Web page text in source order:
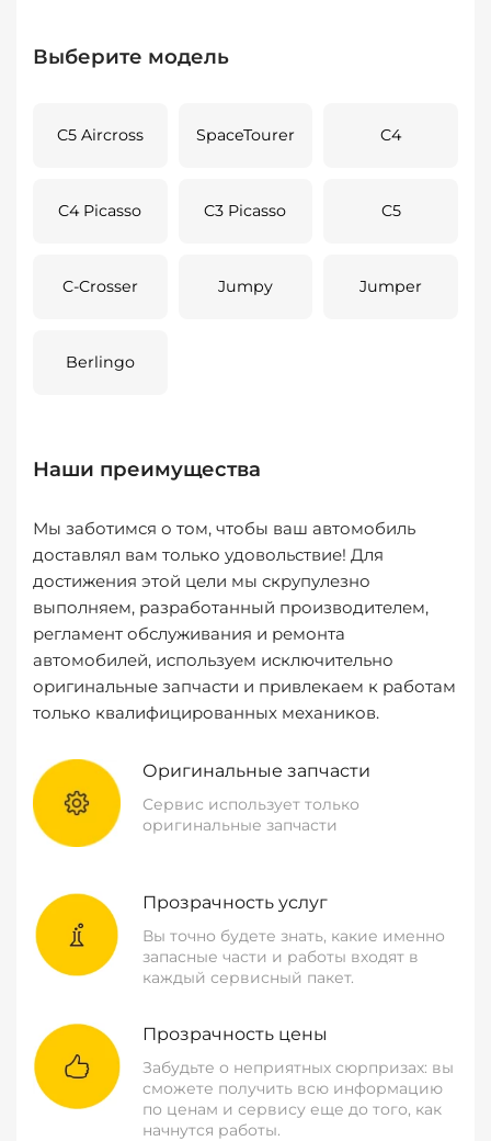
Выберите модель
C5 Aircross SpaceTourer C4
C4 Picasso C3 Picasso C5
C-Crosser Jumpy Jumper
Berlingo
Наши преимущества
Мы заботимся о том, чтобы ваш автомобиль
доставлял вам только удовольствие! Для
достижения этой цели мы скрупулезно
выполняем, разработанный производителем,
регламент обслуживания и ремонта
автомобилей, используем исключительно
оригинальные запчасти и привлекаем к работам
только квалифицированных механиков.
Оригинальные запчасти
Сервис использует только
оригинальные запчасти
Прозрачность услуг
Вы точно будете знать, какие именно
запасные части и работы входят в
каждый сервисный пакет.
Прозрачность цены
Забудьте о неприятных сюрпризах: вы
сможете получить всю информацию
по ценам и сервису еще до того, как
начнутся работы.